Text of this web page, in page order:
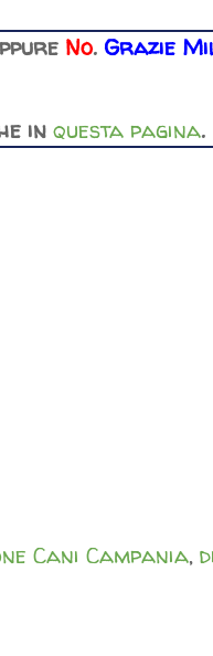
No. Grazie
in questa pagina.
Cani Campania,